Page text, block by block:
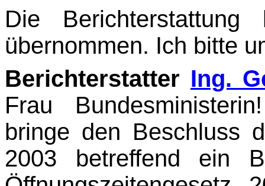
Die
übernommen. Ich bitte
Berichterstatter Ing.
Frau
bringe den Beschluss
2003 betref­fend ein